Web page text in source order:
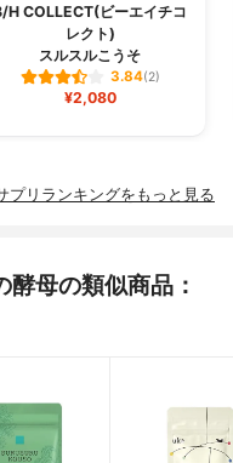
H COLLECT(ビーエイチコ
レクト)
スルスルこうそ
3.84(2)
¥2,080
プリランキングをもっと見る
母の類似商品：